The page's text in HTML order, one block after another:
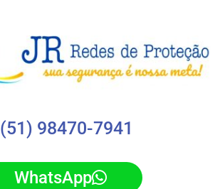
(51) 98470-7941
WhatsApp